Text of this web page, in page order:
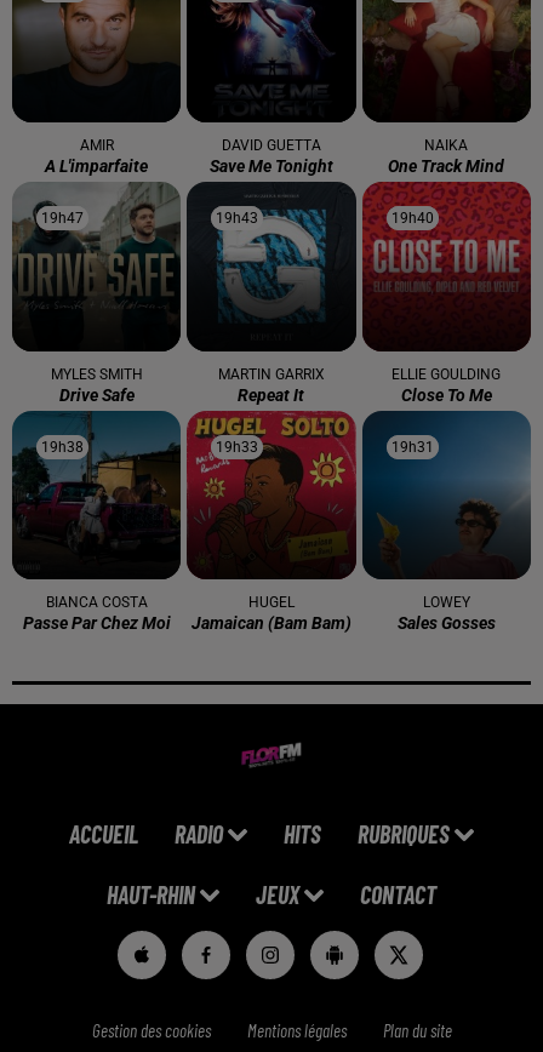
AMIR
A L'imparfaite
DAVID GUETTA
Save Me Tonight
NAIKA
One Track Mind
19h47
19h47
MYLES SMITH
Drive Safe
19h43
19h43
MARTIN GARRIX
Repeat It
19h40
19h40
ELLIE GOULDING
Close To Me
19h38
19h38
BIANCA COSTA
Passe Par Chez Moi
19h33
19h33
HUGEL
Jamaican (bam Bam)
19h31
19h31
LOWEY
Sales Gosses
ACCUEIL RADIO HITS RUBRIQUES
HAUT-RHIN JEUX CONTACT
Gestion des cookies Mentions légales Plan du site